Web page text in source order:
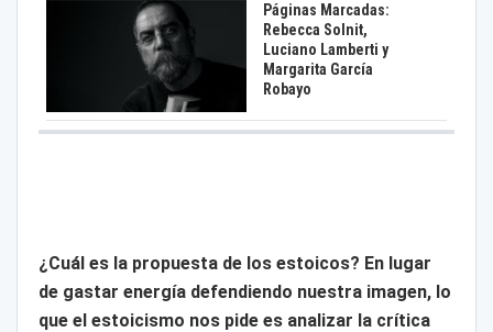
Páginas Marcadas:
Rebecca Solnit,
Luciano Lamberti y
Margarita García
Robayo
¿Cuál es la propuesta de los estoicos? En lugar
de gastar energía defendiendo nuestra imagen, lo
que el estoicismo nos pide es analizar la crítica